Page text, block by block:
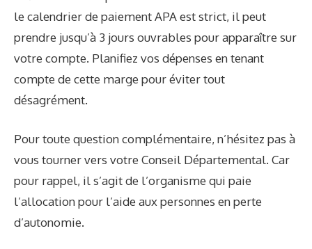
le calendrier de paiement APA est strict, il peut
prendre jusqu’à 3 jours ouvrables pour apparaître sur
votre compte. Planifiez vos dépenses en tenant
compte de cette marge pour éviter tout
désagrément.
Pour toute question complémentaire, n’hésitez pas à
vous tourner vers votre Conseil Départemental. Car
pour rappel, il s’agit de l’organisme qui paie
l’allocation pour l’aide aux personnes en perte
d’autonomie.